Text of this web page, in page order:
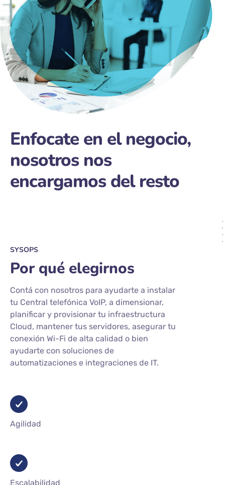
Enfocate en el negocio,
nosotros nos
encargamos del resto
SYSOPS
Por qué elegirnos
Contá con nosotros para ayudarte a instalar
tu Central telefónica VoIP, a dimensionar,
planificar y provisionar tu infraestructura
Cloud, mantener tus servidores, asegurar tu
conexión Wi-Fi de alta calidad o bien
ayudarte con soluciones de
automatizaciones e integraciones de IT.
Agilidad
Escalabilidad